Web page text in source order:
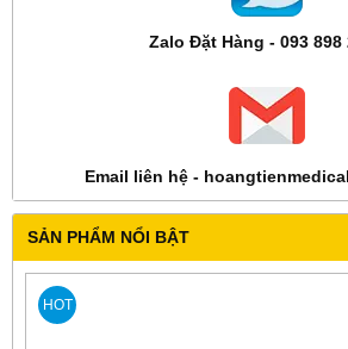
Zalo Đặt Hàng - 093 898
Email liên hệ -
SẢN PHẨM NỔI BẬT
HOT